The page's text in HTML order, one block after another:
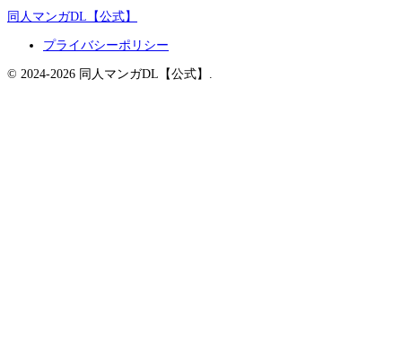
同人マンガDL【公式】
プライバシーポリシー
© 2024-2026 同人マンガDL【公式】.